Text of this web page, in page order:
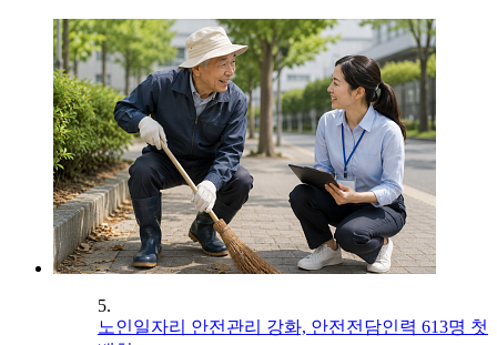
5.
노인일자리 안전관리 강화, 안전전담인력 613명 첫